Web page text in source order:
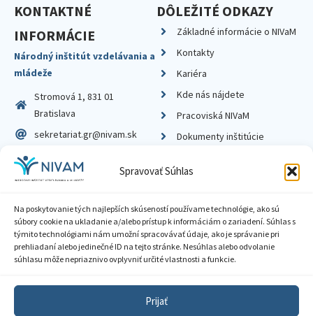
Spravovať Súhlas
Na poskytovanie tých najlepších skúseností používame technológie, ako sú
súbory cookie na ukladanie a/alebo prístup k informáciám o zariadení. Súhlas s
týmito technológiami nám umožní spracovávať údaje, ako je správanie pri
prehliadaní alebo jedinečné ID na tejto stránke. Nesúhlas alebo odvolanie
súhlasu môže nepriaznivo ovplyvniť určité vlastnosti a funkcie.
Prijať
KONTAKTNÉ
INFORMÁCIE
Národný inštitút vzdelávania a
mládeže
Stromová 1, 831 01
Bratislava
sekretariat.gr@nivam.sk
IČO: 00164348
DIČ: 2020798714
DÔLEŽITÉ ODKAZY
Základné informácie o NIVaM
Kontakty
Kariéra
Kde nás nájdete
Pracoviská NIVaM
Dokumenty inštitúcie
Zásady ochrany súkromia
Sprístupnenie informácií